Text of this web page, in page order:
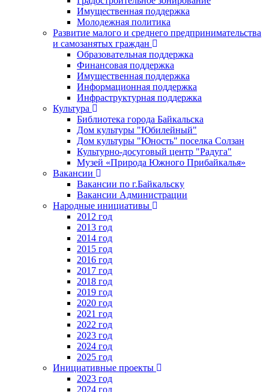
Имущественная поддержка
Молодежная политика
Развитие малого и среднего предпринимательства
и самозанятых граждан
Образовательная поддержка
Финансовая поддержка
Имущественная поддержка
Информационная поддержка
Инфраструктурная поддержка
Культура
Библиотека города Байкальска
Дом культуры "Юбилейный"
Дом культуры "Юность" поселка Солзан
Культурно-досуговый центр "Радуга"
Музей «Природа Южного Прибайкалья»
Вакансии
Вакансии по г.Байкальску
Вакансии Администрации
Народные инициативы
2012 год
2013 год
2014 год
2015 год
2016 год
2017 год
2018 год
2019 год
2020 год
2021 год
2022 год
2023 год
2024 год
2025 год
Инициативные проекты
2023 год
2024 год